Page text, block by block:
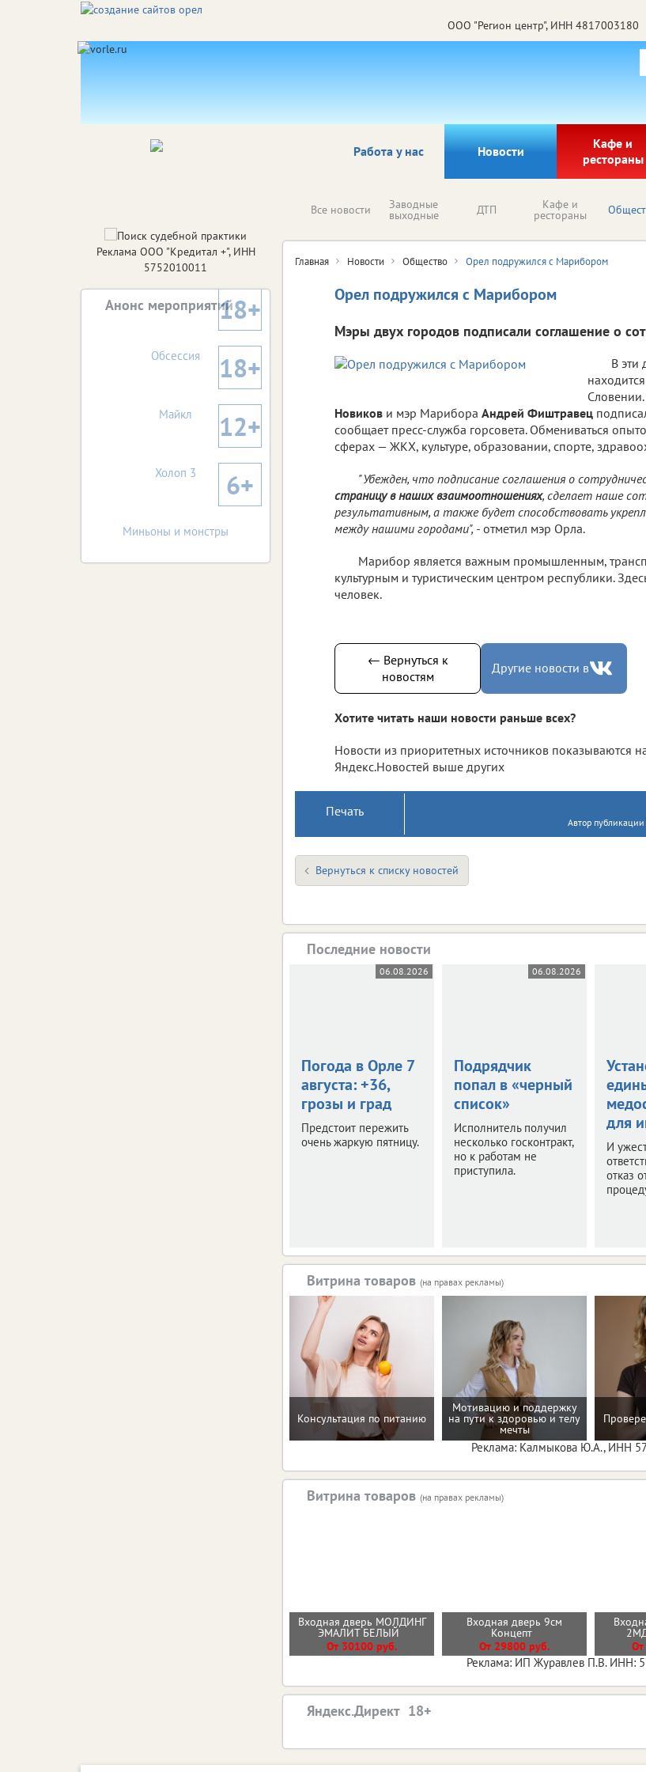
ООО "Регион центр", ИНН 4817003180
Работа у нас Новости
Кафе и
рестораны
Все новости Заводные
выходные ДТП Кафе и
рестораны
Главная Новости Общество Орел подружился с Марибором
Орел подружился с Марибором
Мэры двух городов подписали соглашение о
В эти
Новиков и мэр Марибора Андрей Фиштравец
сообщает пресс-служба горсовета. Обмениваться
сферах — ЖКХ, культуре, образовании, спорте,
"Убежден, что подписание соглашения о
страницу в наших взаимоотношениях, сделает наше
результативным, а также будет способствовать
между нашими городами", - отметил мэр Орла.
Марибор является важным промышленным,
культурным и туристическим центром республики.
человек.
← Вернуться к
новостям
Другие новости в
Хотите читать наши новости раньше всех?
Новости из приоритетных источников показываются
Яндекс.Новостей выше других
Печать
Автор публикации
Вернуться к списку новостей
Последние новости
06.08.2026
Погода в Орле 7
августа: +36,
грозы и град
Предстоит пережить
очень жаркую пятницу.
06.08.2026
Подрядчик
попал в «черный
список»
Исполнитель получил
несколько госконтракт,
но к работам не
приступила.
для
И
отказ
Витрина товаров (на правах рекламы)
Консультация по питанию
Мотивацию и поддержку
на пути к здоровью и телу
мечты
Реклама: Калмыкова Ю.А., ИНН
Витрина товаров (на правах рекламы)
Входная дверь МОЛДИНГ
ЭМАЛИТ БЕЛЫЙ
От 30100 руб.
Входная дверь 9см
Концепт
От 29800 руб.
Реклама: ИП Журавлев П.В. ИНН:
Яндекс.Директ
Реклама ООО "Кредитал +", ИНН
5752010011
Анонс мероприятий18+
Обсессия 18+
Майкл 12+
Холоп 3 6+
Миньоны и монстры